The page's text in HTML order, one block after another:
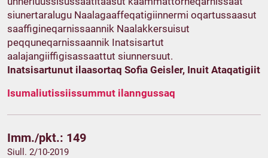
siunertaralugu Naalagaaffeqatigiinnermi oqartussaasut
saaffigineqarnissaannik Naalakkersuisut
peqquneqarnissaannik Inatsisartut
aalajangiiffigisassaattut siunnersuut.
Inatsisartunut ilaasortaq Sofia Geisler, Inuit Ataqatigiit
Isumaliutissiissummut ilanngussaq
Imm./pkt.: 149
Siull. 2/10-2019